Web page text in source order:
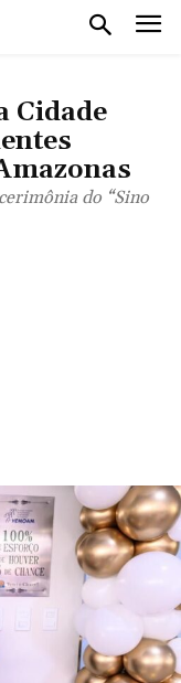
Cidade
do “Sino